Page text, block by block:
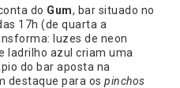
do Gum, bar situado no
17h (de quarta a
luzes de neon
ladrilho azul criam uma
do bar aposta na
destaque para os pinchos